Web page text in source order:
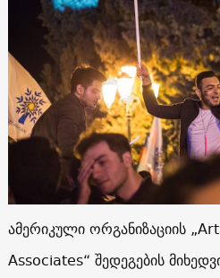
ამერიკული ორგანიზაციის
Associates“ შედეგების